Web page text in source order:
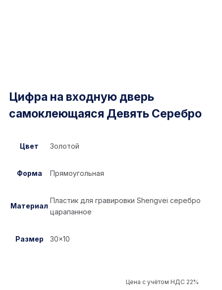
Цифра на входную дверь
самоклеющаяся Девять Серебро
Цвет Золотой
Форма Прямоугольная
Материал
Пластик для гравировки Shengvei серебро
царапанное
Размер 30×10
Цена с учётом НДС 22%